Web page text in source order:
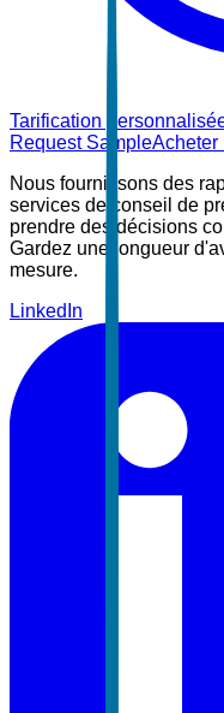
Tarification
Request SampleAcheter
Nous fournissons des
services de conseil de
prendre des décisions
Gardez une longueur
mesure.
LinkedIn